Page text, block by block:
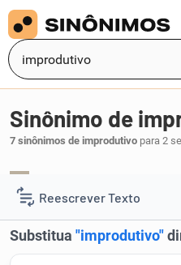
Reescrever Texto
Resumir Texto
Sinônimo de
7 sinônimos de improdutivo para 2